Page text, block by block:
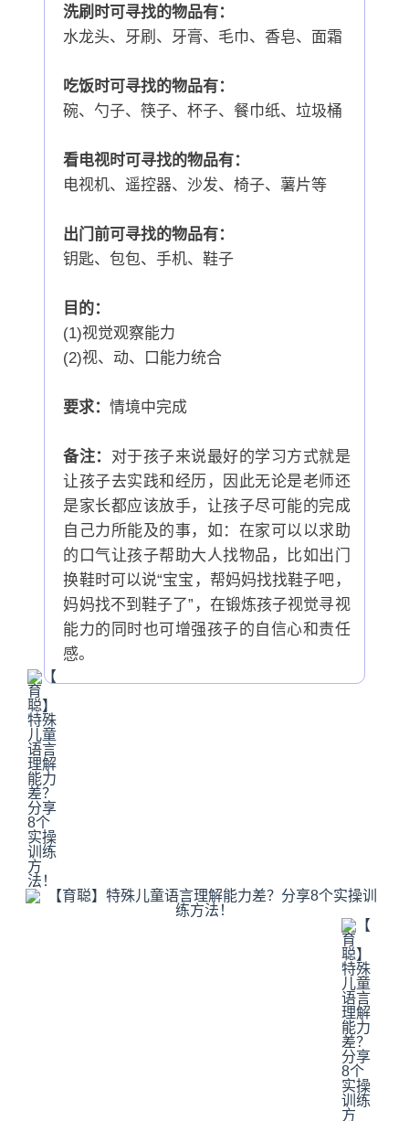
洗刷时可寻找的物品有：
水龙头、牙刷、牙膏、毛巾、香皂、面霜
吃饭时可寻找的物品有：
碗、勺子、筷子、杯子、餐巾纸、垃圾桶
看电视时可寻找的物品有：
电视机、遥控器、沙发、椅子、薯片等
出门前可寻找的物品有：
钥匙、包包、手机、鞋子
目的：
(1)视觉观察能力
(2)视、动、口能力统合
要求：情境中完成
备注： 对于孩子来说最好的学习方式就是
让孩子去实践和经历，因此无论是老师还
是家长都应该放手，让孩子尽可能的完成
自己力所能及的事，如：在家可以以求助
的口气让孩子帮助大人找物品，比如出门
换鞋时可以说“宝宝，帮妈妈找找鞋子吧，
妈妈找不到鞋子了”，在锻炼孩子视觉寻视
能力的同时也可增强孩子的自信心和责任
感。